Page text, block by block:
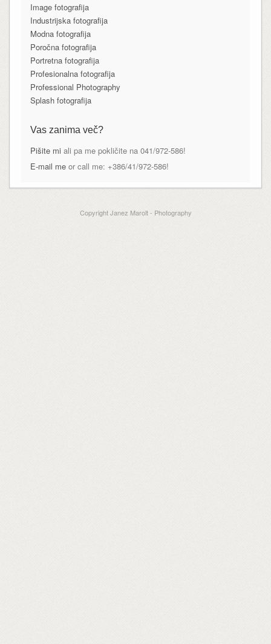
Image fotografija
Industrijska fotografija
Modna fotografija
Poročna fotografija
Portretna fotografija
Profesionalna fotografija
Professional Photography
Splash fotografija
Vas zanima več?
Pišite mi ali pa me pokličite na 041/972-586!
E-mail meor call me: +386/41/972-586!
Copyright Janez Marolt - Photography